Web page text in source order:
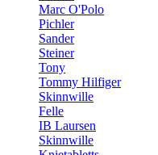
Marc O'Polo
Pichler
Sander
Steiner
Tony
Tommy Hilfiger
Skinnwille
Felle
IB Laursen
Skinnwille